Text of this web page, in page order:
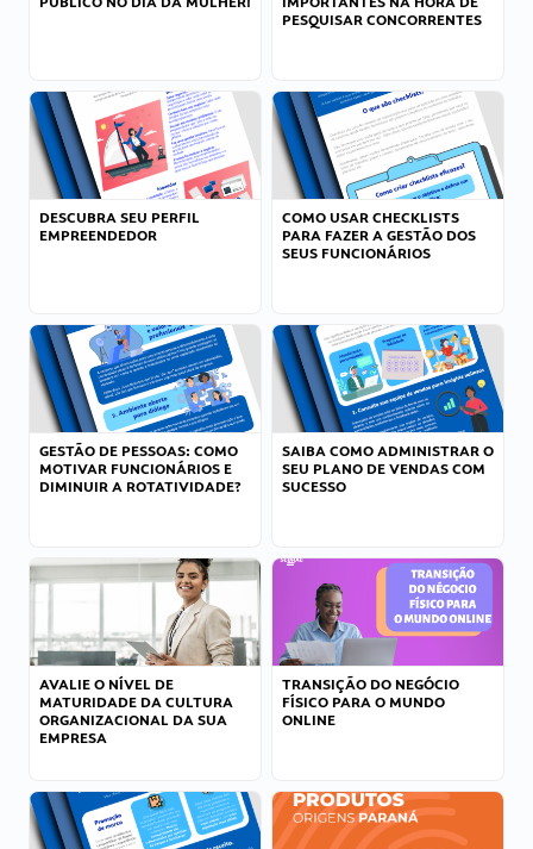
PESQUISAR CONCORRENTES
DESCUBRA SEU PERFIL
EMPREENDEDOR
COMO USAR CHECKLISTS
PARA FAZER A GESTÃO DOS
SEUS FUNCIONÁRIOS
GESTÃO DE PESSOAS: COMO
MOTIVAR FUNCIONÁRIOS E
DIMINUIR A ROTATIVIDADE?
SAIBA COMO ADMINISTRAR O
SEU PLANO DE VENDAS COM
SUCESSO
AVALIE O NÍVEL DE
MATURIDADE DA CULTURA
ORGANIZACIONAL DA SUA
EMPRESA
TRANSIÇÃO DO NEGÓCIO
FÍSICO PARA O MUNDO
ONLINE